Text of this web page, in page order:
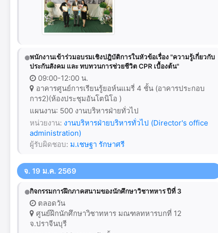
พนักงานเข้าร่วมอบรมเชิงปฎิบัติการในหัวข้อเรื่อง "ความรู้เกี่ยวกับ
ประกันสังคม และ ทบทวนการช่วยชีวิต CPR เบื้องต้น"
09:00-12:00 น.
อาคารศูนย์การเรียนรู้ยอห์นแมรี่ 4 ชั้น (อาคารประกอบ
การ2)(ห้องประชุมอันโตนิโอ )
แผนงาน: 500 งานบริหารฝ่ายทั่วไป
หน่วยงาน: งานบริหารฝ่ายบริหารทั่วไป (Director's office
administration)
ผู้รับผิดชอบ: ม.เชษฐา รักษาศรี
จ. 19 ม.ค. 2569
กิจกรรมการฝึกภาคสนามของนักศึกษาวิชาทหาร ปีที่ 3
ตลอดวัน
ศูนย์ฝึกนักศึกษาวิชาทหาร มณฑลทหารบกที่ 12
จ.ปราจีนบุรี